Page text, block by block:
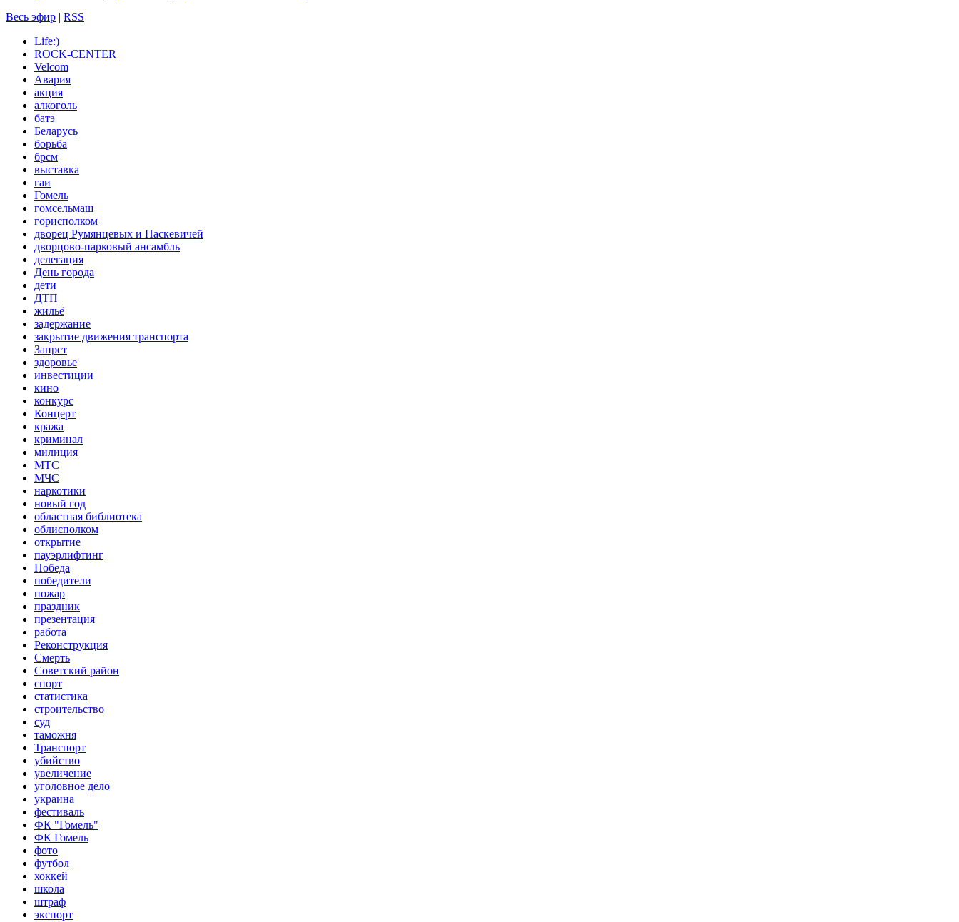
Весь эфир | RSS
Life:)
ROCK-CENTER
Velcom
Авария
акция
алкоголь
батэ
Беларусь
борьба
брсм
выставка
гаи
Гомель
гомсельмаш
горисполком
дворец Румянцевых и Паскевичей
дворцово-парковый ансамбль
делегация
День города
дети
ДТП
жильё
задержание
закрытие движения транспорта
Запрет
здоровье
инвестиции
кино
конкурс
Концерт
кража
криминал
милиция
МТС
МЧС
наркотики
новый год
областная библиотека
облисполком
открытие
пауэрлифтинг
Победа
победители
пожар
праздник
презентация
работа
Реконструкция
Смерть
Советский район
спорт
статистика
строительство
суд
таможня
Транспорт
убийство
увеличение
уголовное дело
украина
фестиваль
ФК "Гомель"
ФК Гомель
фото
футбол
хоккей
школа
штраф
экспорт